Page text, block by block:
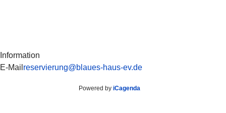
Information
E-Mail reservierung@blaues-haus-ev.de
Powered by iCagenda